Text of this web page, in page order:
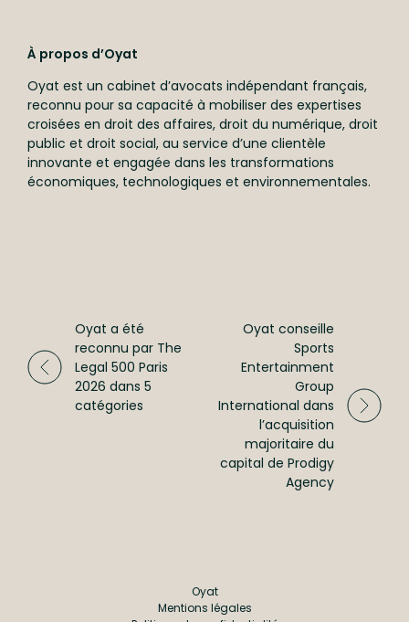
À propos d’Oyat
Oyat est un cabinet d’avocats indépendant français,
reconnu pour sa capacité à mobiliser des expertises
croisées en droit des affaires, droit du numérique, droit
public et droit social, au service d’une clientèle
innovante et engagée dans les transformations
économiques, technologiques et environnementales.
Oyat a été
reconnu par The
Legal 500 Paris
2026 dans 5
catégories
Oyat conseille
Sports
Entertainment
Group
International dans
l’acquisition
majoritaire du
capital de Prodigy
Agency
Oyat
Mentions légales